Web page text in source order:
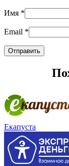
Имя *
Email *
Екапуста